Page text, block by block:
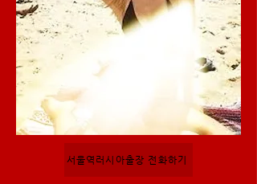
서울역러시아출장 전화하기